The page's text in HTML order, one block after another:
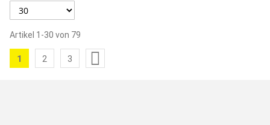
Artikel 1 -30 von 79
Sie
1 Seite
2 Seite
3